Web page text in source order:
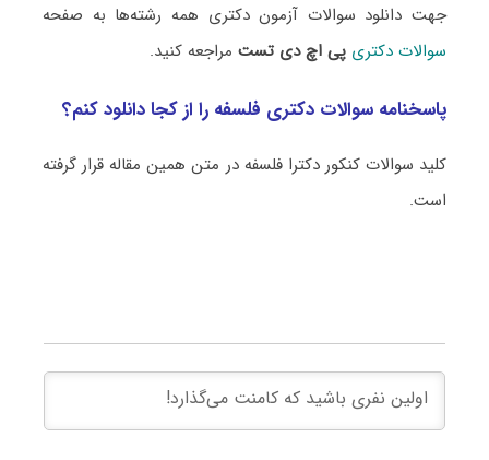
جهت دانلود سوالات آزمون دکتری همه رشته‌ها به صفحه
سوالات دکتری پی اچ دی تستمراجعه کنید.
پاسخنامه سوالات دکتری فلسفه را از کجا دانلود کنم؟
کلید سوالات کنکور دکترا فلسفه در متن همین مقاله قرار گرفته
است.